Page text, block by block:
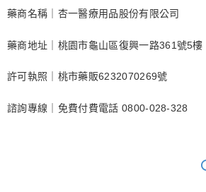
藥商名稱｜杏一醫療用品股份有限公司
藥商地址｜桃園市龜山區復興一路361號5樓
許可執照｜桃市藥販6232070269號
諮詢專線｜免費付費電話 0800-028-328